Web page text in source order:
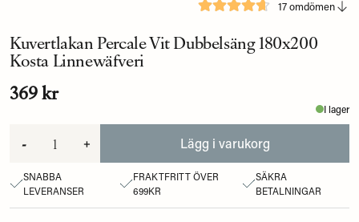
17 omdömen
Kuvertlakan Percale Vit Dubbelsäng 180x200
Kosta Linnewäfveri
369 kr
I lager
- + Lägg i varukorg
SNABBA
LEVERANSER
FRAKTFRITT ÖVER
699KR
SÄKRA
BETALNINGAR